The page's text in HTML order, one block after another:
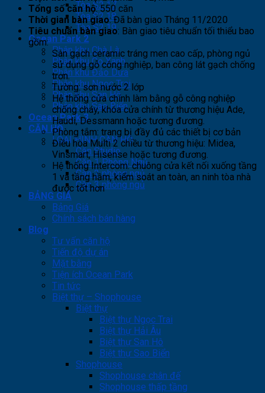
Tòa S2.17
Tòa S2.18
Tòa S2.19
Ocean Park 2
Phân khu Chà Là
Phân khu Cọ Xanh
Phân khu Đảo Dừa
Phân khu Ngọc Trai
Phân khu San Hô
Phân khu Sao Biển
Ocean Park 3
CĂN HỘ
LOẠI HÌNH CĂN HỘ
Căn Studio
Căn 1 Phòng Ngủ
Căn 2 phòng ngủ
Căn 3 phòng ngủ
BẢNG GIÁ
Bảng Giá
Chính sách bán hàng
Blog
Tư vấn căn hộ
Tiến độ dự án
Mặt bằng
Tiện ích Ocean Park
Tin tức
Biệt thự – Shophouse
Biệt thự
Biệt thự Ngọc Trai
Biệt thự Hải Âu
Biệt thự San Hô
Biệt thự Sao Biển
Shophouse
Shophouse chân đế
Shophouse thấp tầng
Tổng số căn hộ: 550 căn
Thời gian bàn giao: Đã bàn giao Tháng 11/2020
Tiêu chuẩn bàn giao: Bàn giao tiêu chuẩn tối thiểu bao
gồm:
Sàn gạch ceramic tráng men cao cấp, phòng ngủ
sử dụng gỗ công nghiệp, ban công lát gạch chống
trơn.
Tường: sơn nước 2 lớp
Hệ thống cửa chính làm bằng gỗ công nghiệp
chống cháy, khóa cửa chính từ thương hiệu Ade,
Haudi, Dessmann hoặc tương đương.
Phòng tắm: trang bị đầy đủ các thiết bị cơ bản
Điều hòa Multi 2 chiều từ thương hiệu: Midea,
Vinsmart, Hisense hoặc tương đương.
Hệ thống Intercom: chuông cửa kết nối xuống tầng
1 và tầng hầm, kiểm soát an toàn, an ninh tòa nhà
được tốt hơn